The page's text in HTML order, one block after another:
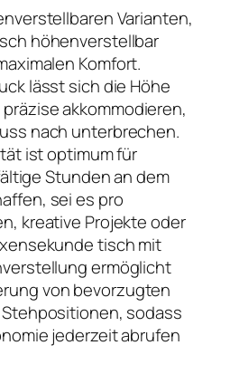
Varianten,
höhenverstellbar
Komfort.
lässt sich die Höhe
akkommodieren,
nach unterbrechen.
ist optimum für
Stunden an dem
sei es pro
kreative Projekte oder
tisch mit
ermöglicht
von bevorzugten
sodass
jederzeit abrufen